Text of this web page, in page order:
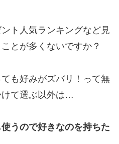
ト人気ランキングなど見
とが多くないですか？
も好みがズバリ！って無
けて選ぶ以外は…
うので好きなのを持ちた